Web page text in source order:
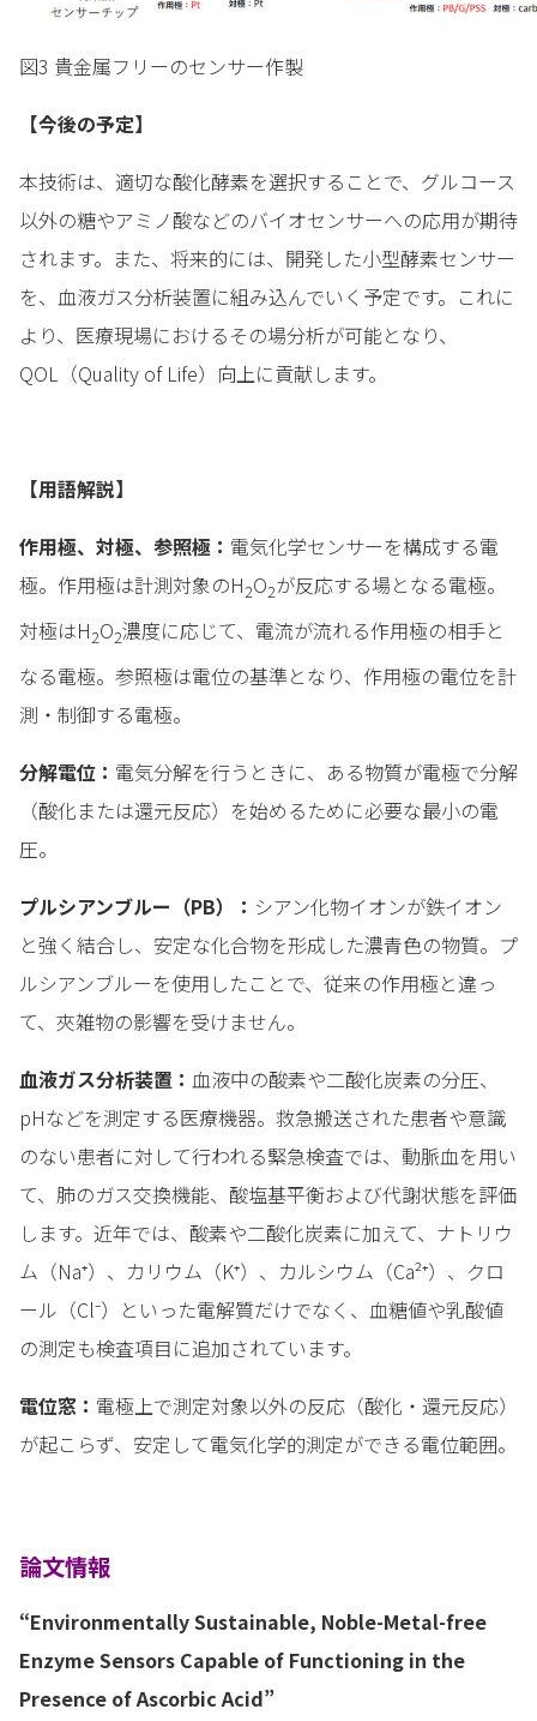
図3 貴金属フリーのセンサー作製
【今後の予定】
本技術は、適切な酸化酵素を選択することで、グルコース
以外の糖やアミノ酸などのバイオセンサーへの応用が期待
されます。また、将来的には、開発した小型酵素センサー
を、血液ガス分析装置に組み込んでいく予定です。これに
より、医療現場におけるその場分析が可能となり、
QOL（Quality of Life）向上に貢献します。
【用語解説】
作用極、対極、参照極： 電気化学センサーを構成する電
極。作用極は計測対象のH2O2が反応する場となる電極。
対極はH2O2濃度に応じて、電流が流れる作用極の相手と
なる電極。参照極は電位の基準となり、作用極の電位を計
測・制御する電極。
分解電位： 電気分解を行うときに、ある物質が電極で分解
（酸化または還元反応）を始めるために必要な最小の電
圧。
プルシアンブルー（PB）： シアン化物イオンが鉄イオン
と強く結合し、安定な化合物を形成した濃青色の物質。プ
ルシアンブルーを使用したことで、従来の作用極と違っ
て、夾雑物の影響を受けません。
血液ガス分析装置： 血液中の酸素や二酸化炭素の分圧、
pHなどを測定する医療機器。救急搬送された患者や意識
のない患者に対して行われる緊急検査では、動脈血を用い
て、肺のガス交換機能、酸塩基平衡および代謝状態を評価
します。近年では、酸素や二酸化炭素に加えて、ナトリウ
ム（Na⁺）、カリウム（K⁺）、カルシウム（Ca²⁺）、クロ
ール（Cl⁻）といった電解質だけでなく、血糖値や乳酸値
の測定も検査項目に追加されています。
電位窓： 電極上で測定対象以外の反応（酸化・還元反応）
が起こらず、安定して電気化学的測定ができる電位範囲。
論文情報
“Environmentally Sustainable, Noble-Metal-free
Enzyme Sensors Capable of Functioning in the
Presence of Ascorbic Acid”